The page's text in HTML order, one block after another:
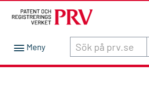
Sök innehåll på siten prv.se